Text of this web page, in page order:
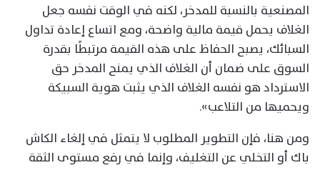
المصنعية بالنسبة للمدخر، لكنه في الوقت نفسه جعل
الغلاف يحمل قيمة مالية واضحة، ومع اتساع إعادة تداول
السبائك، يصبح الحفاظ على هذه القيمة مرتبطًا بقدرة
السوق على ضمان أن الغلاف الذي يمنح المدخر حق
الاسترداد هو نفسه الغلاف الذي يثبت هوية السبيكة
ويحميها من التلاعب».
ومن هنا، فإن التطوير المطلوب لا يتمثل في إلغاء الكاش
باك أو التخلي عن التغليف، وإنما في رفع مستوى الثقة